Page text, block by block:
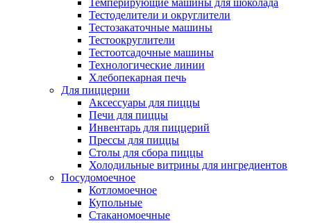
Темперирующие машины для шоколада
Тестоделители и округлители
Тестозакаточные машины
Тестоокруглители
Тестоотсадочные машины
Технологические линии
Хлебопекарная печь
Для пиццерии
Аксессуары для пиццы
Печи для пиццы
Инвентарь для пиццерий
Прессы для пиццы
Столы для сбора пиццы
Холодильные витрины для ингредиентов
Посудомоечное
Котломоечное
Купольные
Стаканомоечные